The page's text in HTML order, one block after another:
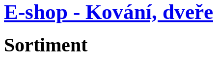
E-shop - Kování, dveře
Sortiment